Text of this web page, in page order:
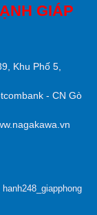
GIÁP
Khu Phố 5,
- CN Gò